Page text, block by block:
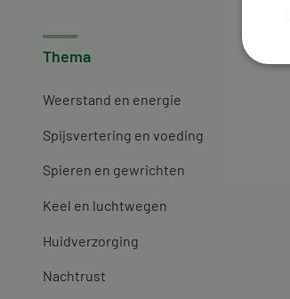
Thema
Weerstand en energie
Spijsvertering en voeding
Spieren en gewrichten
Keel en luchtwegen
Huidverzorging
Nachtrust